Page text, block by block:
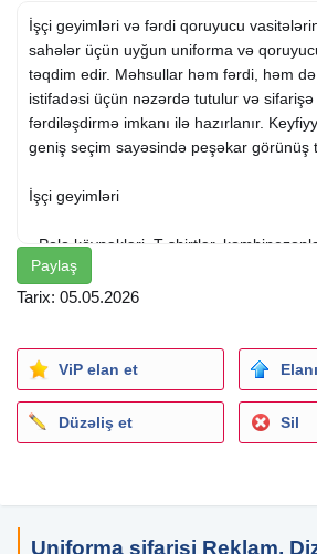
İşçi geyimləri və fərdi qoruyucu
sahələr üçün uyğun uniforma və
təqdim edir. Məhsullar həm fərdi, həm
istifadəsi üçün nəzərdə tutulur və sifarişə
fərdiləşdirmə imkanı ilə hazırlanır.
geniş seçim sayəsində peşəkar görünüş
İşçi geyimləri
- Polo köynəkləri, T-shirtlər,
yağışlıqlar
- Müxtəlif ölçü və rəng seçimləri
Fərdi qoruyucu vasitələr
- Kaskalar, respiratorlar və qoruyucu
- Əlcəklər və rezin çəkmələr
Paylaş
Tarix: 05.05.2026
ViP elan et
Düzəliş et Sil
Uniforma sifarişi Reklam,